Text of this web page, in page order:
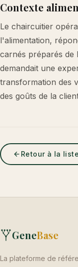
Contexte
Le chaircuitier
l'alimentation,
carnés préparés de
demandait une
transformation des
des goûts de la
Retour à la liste
GeneBase
La plateforme de